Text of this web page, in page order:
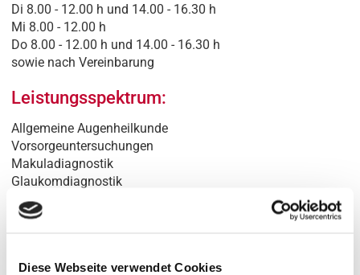
Diese Webseite verwendet Cookies
Di 8.00 - 12.00 h und 14.00 - 16.30 h
Mi 8.00 - 12.00 h
Do 8.00 - 12.00 h und 14.00 - 16.30 h
sowie nach Vereinbarung
Leistungsspektrum:
Allgemeine Augenheilkunde
Vorsorgeuntersuchungen
Makuladiagnostik
Glaukomdiagnostik
Führerscheingutachten
Spezialdiagnostik
Anfahrt: